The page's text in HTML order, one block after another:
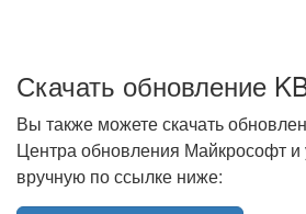
Скачать обновление
Вы также можете скачать
Центра обновления Майкрософт и
вручную по ссылке ниже: